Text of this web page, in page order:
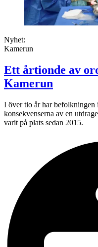
Nyhet:
Kamerun
Ett årtionde av
Kamerun
I över tio år har befolkningen
konsekvenserna av en
varit på plats sedan 2015.